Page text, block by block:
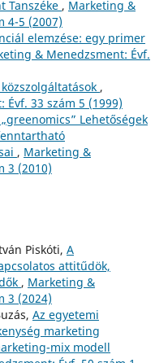
Tanszéke , Marketing &
4-5 (2007)
elemzése: egy primer
& Menedzsment: Évf.
,
33 szám 5 (1999)
Lehetőségek
, Marketing &
3 (2010)
Piskóti, A
attitűdök,
, Marketing &
3 (2024)
Az egyetemi
marketing
mix modell